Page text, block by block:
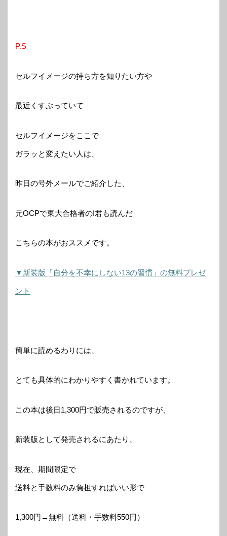
P.S
セルフイメージの持ち方を知りたい方や
最近くすぶっていて
セルフイメージをここで
ガラッと変えたい人は、
昨日の号外メールでご紹介した、
元OCPで東大合格者のI君も読んだ
こちらの本がおススメです。
▼新装版「自分を不幸にしない13の習慣」の無料プレゼ
ント
簡単に読めるわりには、
とても具体的にわかりやすく書かれています。
この本は後日1,300円で販売されるのですが、
新装版として発売されるにあたり、
現在、期間限定で
送料と手数料のみ負担すればいい形で
1,300円→無料（送料・手数料550円）